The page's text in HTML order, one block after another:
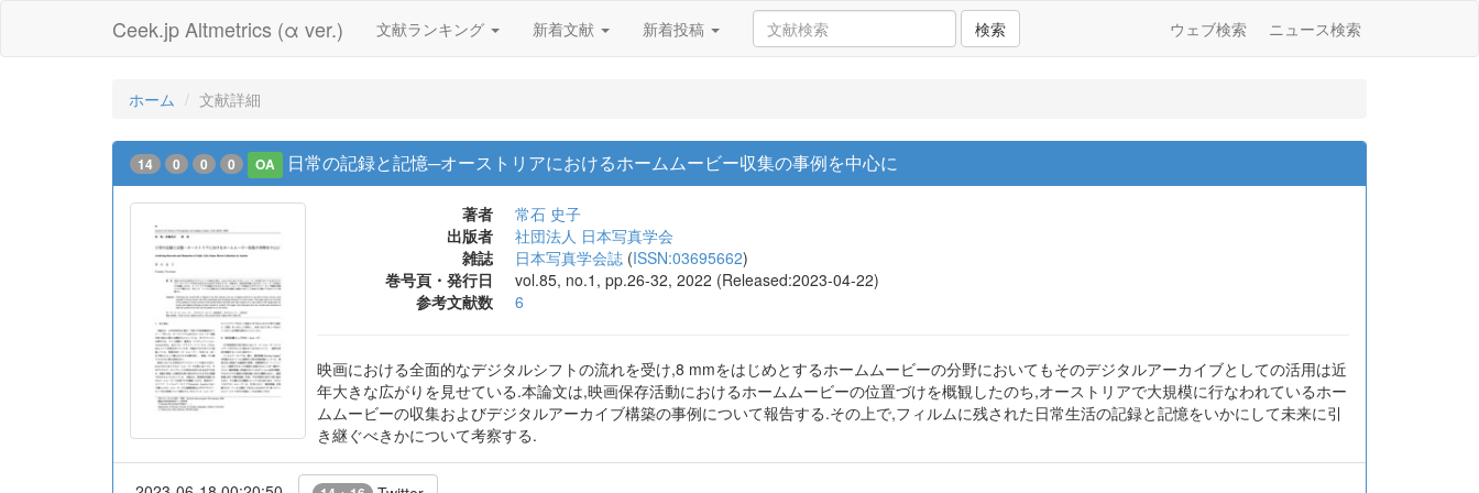
Ceek.jp Altmetrics (α ver.) 文献ランキング 新着文献 新着投稿 検索 ウェブ検索 ニュース検索
ホーム 文献詳細
14 0 0 0 OA 日常の記録と記憶─オーストリアにおけるホームムービー収集の事例を中心に
著者
常石 史子
出版者
社団法人 日本写真学会
雑誌
日本写真学会誌 (ISSN:03695662)
巻号頁・発行日
vol.85, no.1, pp.26-32, 2022 (Released:2023-04-22)
参考文献数
6
映画における全面的なデジタルシフトの流れを受け,8 mmをはじめとするホームムービーの分野においてもそのデジタルアーカイブとしての活用は近
年大きな広がりを見せている.本論文は,映画保存活動におけるホームムービーの位置づけを概観したのち,オーストリアで大規模に行なわれているホー
ムムービーの収集およびデジタルアーカイブ構築の事例について報告する.その上で,フィルムに残された日常生活の記録と記憶をいかにして未来に引
き継ぐべきかについて考察する.